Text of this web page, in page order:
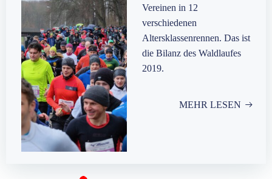
Vereinen in 12
verschiedenen
Altersklassenrennen. Das ist
die Bilanz des Waldlaufes
2019.
MEHR LESEN